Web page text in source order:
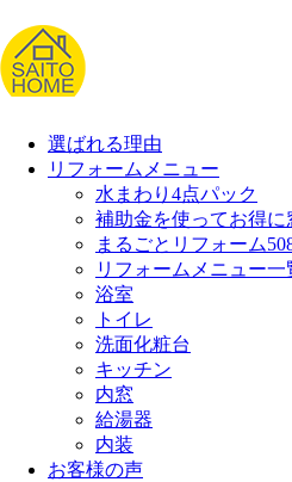
選ばれる理由
リフォームメニュー
水まわり4点パック
補助金を使ってお得に
まるごとリフォーム
リフォームメニュー一
浴室
トイレ
洗面化粧台
キッチン
内窓
給湯器
内装
お客様の声